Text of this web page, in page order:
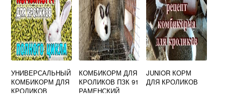
УНИВЕРСАЛЬНЫЙ
КОМБИКОРМ ДЛЯ
КРОЛИКОВ
КОМБИКОРМ ДЛЯ
КРОЛИКОВ ПЗК 91
РАМЕНСКИЙ
JUNIOR КОРМ
ДЛЯ КРОЛИКОВ